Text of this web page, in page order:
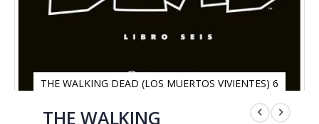
THE WALKING DEAD (LOS MUERTOS VIVIENTES) 6
THE WALKING